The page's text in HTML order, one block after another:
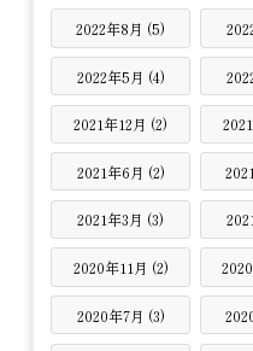
2022年8月 (5)
2022年5月 (4)
2021年12月 (2)
2021年6月 (2)
2021年3月 (3)
2020年11月 (2)
2020年7月 (3)